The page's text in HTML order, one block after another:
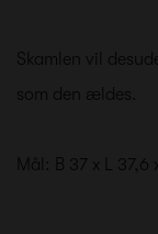
Skamlen vil
som den ældes.
Mål: B 37 x L 37,6